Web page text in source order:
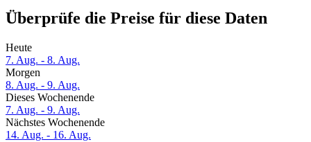
Überprüfe die Preise für diese Daten
Heute
7. Aug. - 8. Aug.
Morgen
8. Aug. - 9. Aug.
Dieses Wochenende
7. Aug. - 9. Aug.
Nächstes Wochenende
14. Aug. - 16. Aug.